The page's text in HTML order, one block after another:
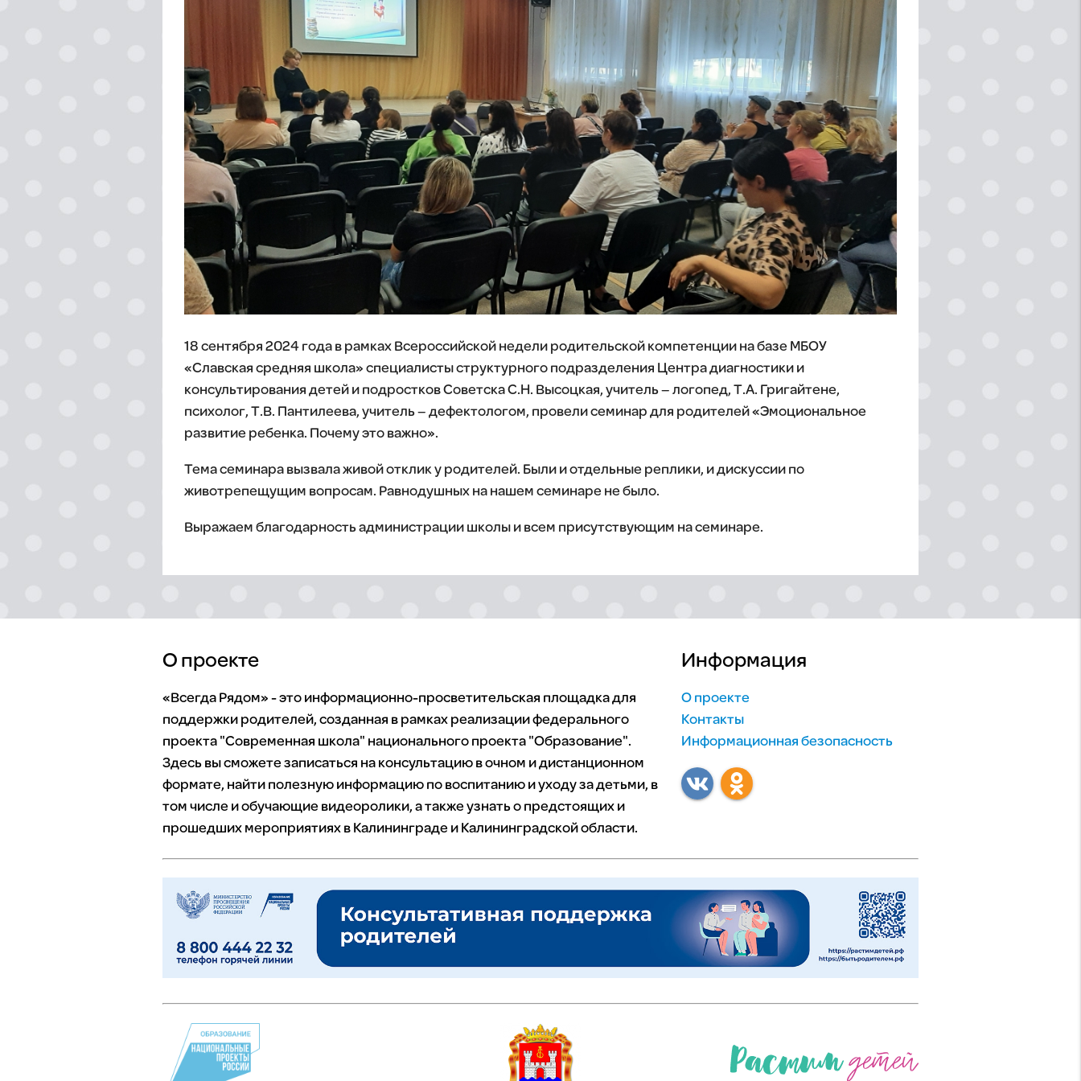
18 сентября 2024 года в рамках Всероссийской недели родительской компетенции на базе МБОУ
«Славская средняя школа» специалисты структурного подразделения Центра диагностики и
консультирования детей и подростков Советска С.Н. Высоцкая, учитель – логопед, Т.А. Григайтене,
психолог, Т.В. Пантилеева, учитель – дефектологом, провели семинар для родителей «Эмоциональное
развитие ребенка. Почему это важно».
Тема семинара вызвала живой отклик у родителей. Были и отдельные реплики, и дискуссии по
животрепещущим вопросам. Равнодушных на нашем семинаре не было.
Выражаем благодарность администрации школы и всем присутствующим на семинаре.
О проекте
«Всегда Рядом» - это информационно-просветительская площадка для
поддержки родителей, созданная в рамках реализации федерального
проекта "Современная школа" национального проекта "Образование".
Здесь вы сможете записаться на консультацию в очном и дистанционном
формате, найти полезную информацию по воспитанию и уходу за детьми, в
том числе и обучающие видеоролики, а также узнать о предстоящих и
прошедших мероприятиях в Калининграде и Калининградской области.
Информация
О проекте
Контакты
Информационная безопасность